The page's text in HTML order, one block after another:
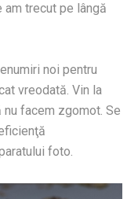
trecut pe lângă
noi pentru
vreodată. Vin la
facem zgomot. Se
foto.